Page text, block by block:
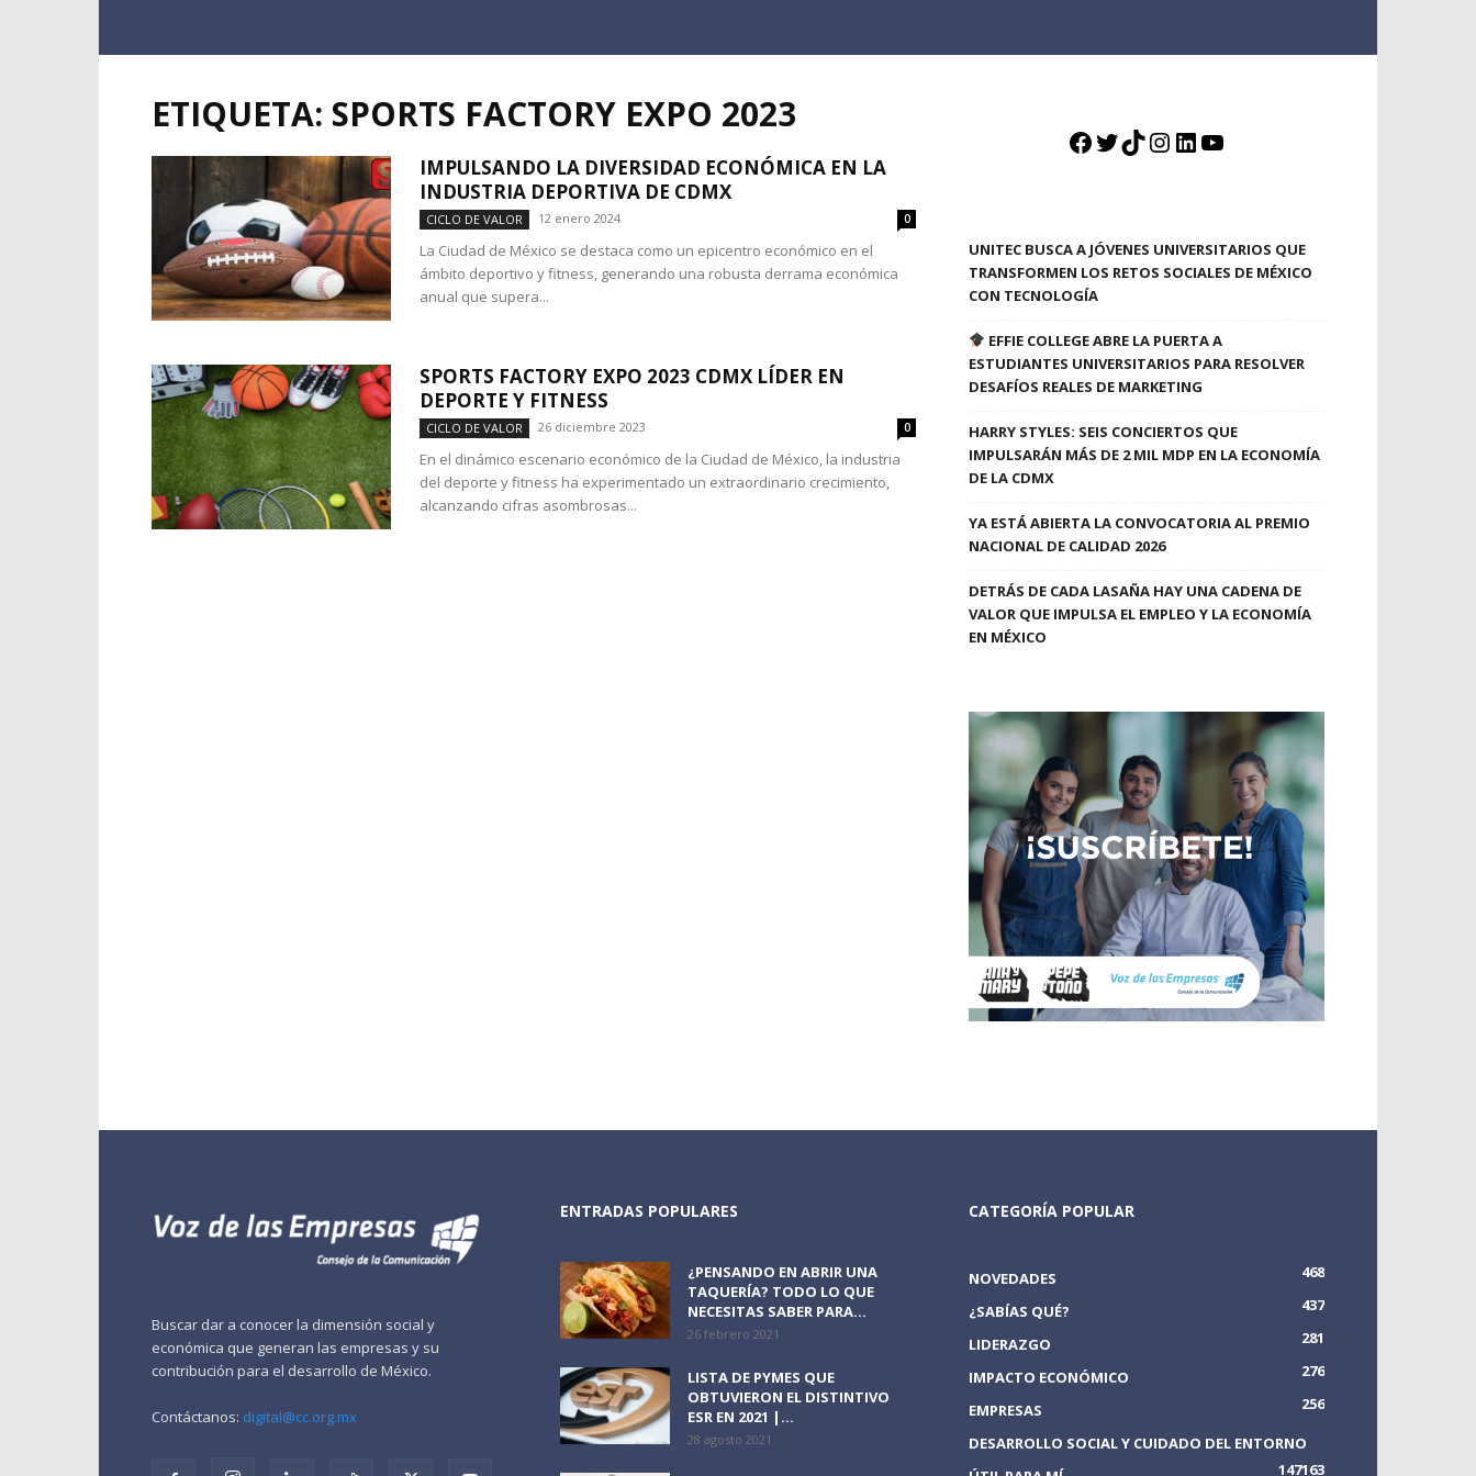
ETIQUETA: SPORTS FACTORY EXPO 2023
IMPULSANDO LA DIVERSIDAD ECONÓMICA EN LA
INDUSTRIA DEPORTIVA DE CDMX
CICLO DE VALOR 12 enero 2024 0
La Ciudad de México se destaca como un epicentro económico en el
ámbito deportivo y fitness, generando una robusta derrama económica
anual que supera...
SPORTS FACTORY EXPO 2023 CDMX LÍDER EN
DEPORTE Y FITNESS
CICLO DE VALOR 26 diciembre 2023 0
En el dinámico escenario económico de la Ciudad de México, la industria
del deporte y fitness ha experimentado un extraordinario crecimiento,
alcanzando cifras asombrosas...
Facebook
Twitter
TikTok
Instagram
LinkedIn
YouTube
UNITEC BUSCA A JÓVENES UNIVERSITARIOS QUE
TRANSFORMEN LOS RETOS SOCIALES DE MÉXICO
CON TECNOLOGÍA
EFFIE COLLEGE ABRE LA PUERTA A
ESTUDIANTES UNIVERSITARIOS PARA RESOLVER
DESAFÍOS REALES DE MARKETING
HARRY STYLES: SEIS CONCIERTOS QUE
IMPULSARÁN MÁS DE 2 MIL MDP EN LA ECONOMÍA
DE LA CDMX
YA ESTÁ ABIERTA LA CONVOCATORIA AL PREMIO
NACIONAL DE CALIDAD 2026
DETRÁS DE CADA LASAÑA HAY UNA CADENA DE
VALOR QUE IMPULSA EL EMPLEO Y LA ECONOMÍA
EN MÉXICO
Buscar dar a conocer la dimensión social y
económica que generan las empresas y su
contribución para el desarrollo de México.
Contáctanos: digital@cc.org.mx
ENTRADAS POPULARES
¿PENSANDO EN ABRIR UNA
TAQUERÍA? TODO LO QUE
NECESITAS SABER PARA...
26 febrero 2021
LISTA DE PYMES QUE
OBTUVIERON EL DISTINTIVO
ESR EN 2021 |...
28 agosto 2021
CATEGORÍA POPULAR
NOVEDADES
468
¿SABÍAS QUÉ?
437
LIDERAZGO
281
IMPACTO ECONÓMICO
276
EMPRESAS
256
DESARROLLO SOCIAL Y CUIDADO DEL ENTORNO
163
147